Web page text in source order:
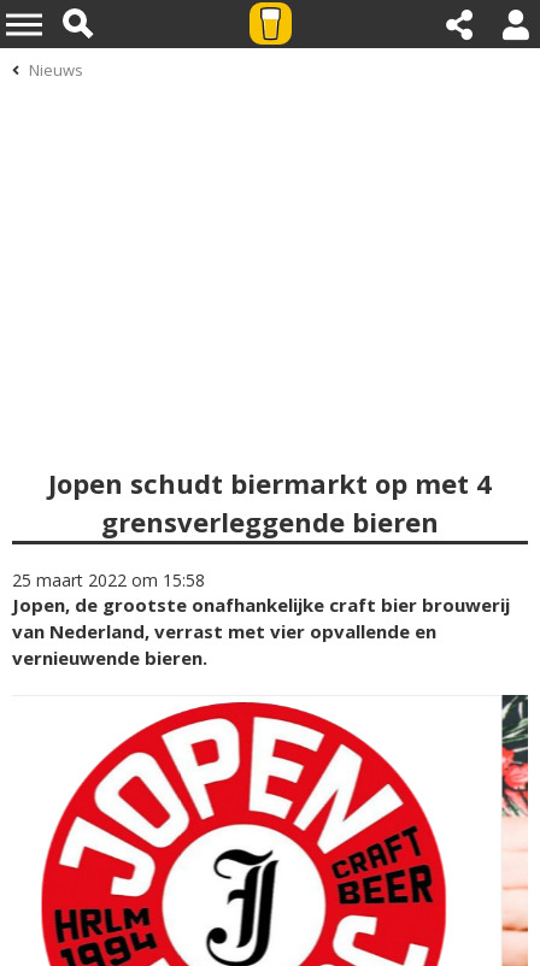
Nieuws
Jopen schudt biermarkt op met 4
grensverleggende bieren
25 maart 2022 om 15:58
Jopen, de grootste onafhankelijke craft bier brouwerij
van Nederland, verrast met vier opvallende en
vernieuwende bieren.